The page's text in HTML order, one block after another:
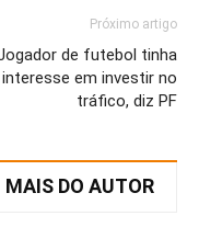
Próximo artigo
de futebol tinha
interesse em investir no
tráfico, diz PF
MAIS DO AUTOR